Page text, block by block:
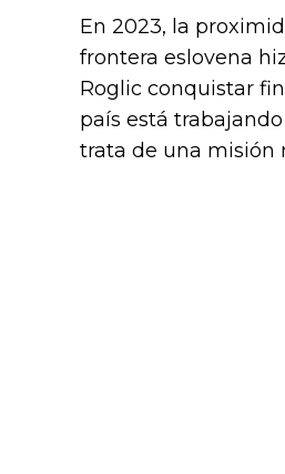
En 2023, la
frontera eslovena
Roglic conquistar
país está
trata de una misión